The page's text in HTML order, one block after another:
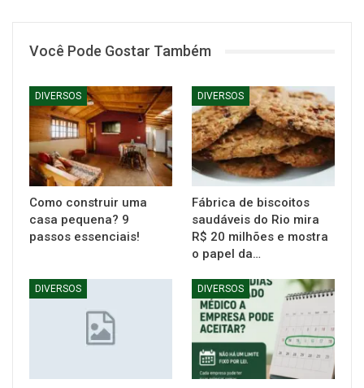
Você Pode Gostar Também
DIVERSOS
Como construir uma
casa pequena? 9
passos essenciais!
DIVERSOS
Fábrica de biscoitos
saudáveis do Rio mira
R$ 20 milhões e mostra
o papel da…
DIVERSOS DIVERSOS